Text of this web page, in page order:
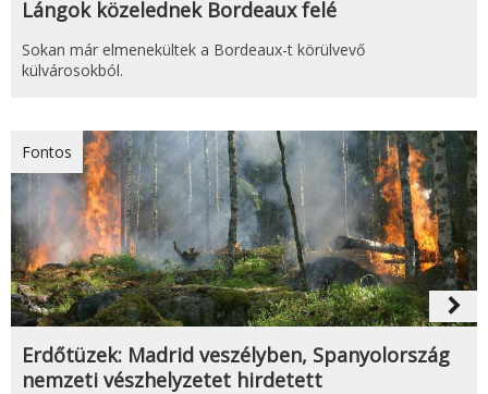
Lángok közelednek Bordeaux felé
Sokan már elmenekültek a Bordeaux-t körülvevő
külvárosokból.
Fontos
navigate_next
Erdőtüzek: Madrid veszélyben, Spanyolország
nemzeti vészhelyzetet hirdetett